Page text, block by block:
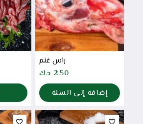
راس غنم
2.50 د.ك
إضافة إلى السلة